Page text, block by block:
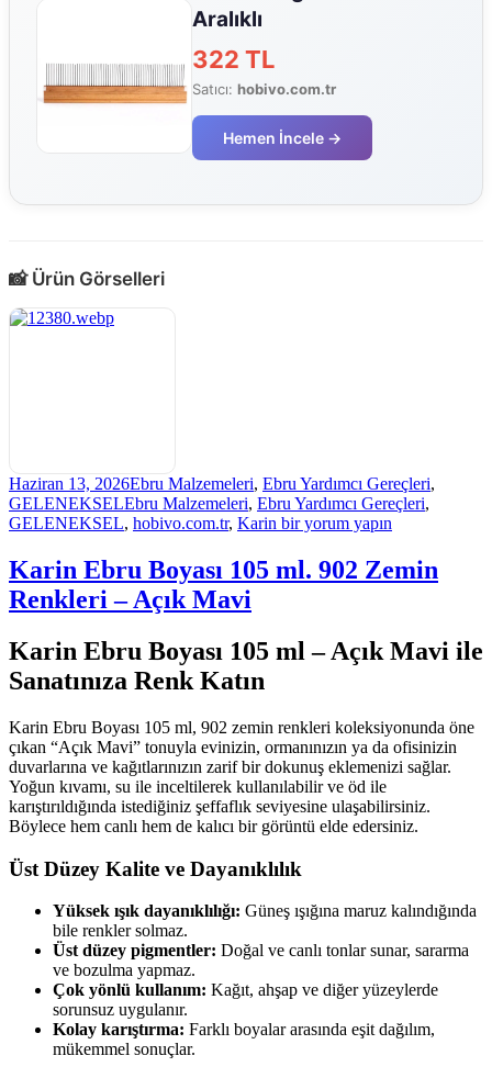
Aralıklı
322 TL
Satıcı: hobivo.com.tr
Hemen İncele →
📸 Ürün Görselleri
Yayın
tarihi
Haziran 13, 2026Kategoriler
Ebru Malzemeleri, Ebru Yardımcı Gereçleri,
GELENEKSELEtiketler
Ebru Malzemeleri, Ebru Yardımcı Gereçleri,
GELENEKSEL, hobivo.com.tr, Karin Ebru
cm.
Aralıklı
için
bir yorum yapın
Karin Ebru Boyası 105 ml. 902 Zemin
Renkleri – Açık Mavi
Karin Ebru Boyası 105 ml – Açık Mavi ile
Sanatınıza Renk Katın
Karin Ebru Boyası 105 ml, 902 zemin renkleri koleksiyonunda öne
çıkan “Açık Mavi” tonuyla evinizin, ormanınızın ya da ofisinizin
duvarlarına ve kağıtlarınızın zarif bir dokunuş eklemenizi sağlar.
Yoğun kıvamı, su ile inceltilerek kullanılabilir ve öd ile
karıştırıldığında istediğiniz şeffaflık seviyesine ulaşabilirsiniz.
Böylece hem canlı hem de kalıcı bir görüntü elde edersiniz.
Üst Düzey Kalite ve Dayanıklılık
Yüksek ışık dayanıklılığı: Güneş ışığına maruz kalındığında
bile renkler solmaz.
Üst düzey pigmentler: Doğal ve canlı tonlar sunar, sararma
ve bozulma yapmaz.
Çok yönlü kullanım: Kağıt, ahşap ve diğer yüzeylerde
sorunsuz uygulanır.
Kolay karıştırma: Farklı boyalar arasında eşit dağılım,
mükemmel sonuçlar.